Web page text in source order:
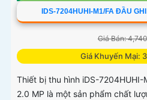
IDS-7204HUHI-M1/FA ĐẦU
Giá Bán:
Giá Khuyến Mại:
Thiết bị thu hình iDS-7204HUHI-
2.0 MP là một sản phẩm chất